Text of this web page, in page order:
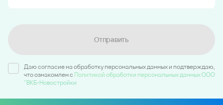
Отправить
Даю согласие на обработку персональных данных и подтверждаю,
что ознакомлен c Политикой обработки персональных данных ООО
"ВКБ-Новостройки